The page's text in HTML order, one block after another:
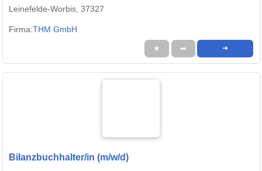
Leinefelde-Worbis, 37327
Firma:THM GmbH
★ ➦ ➜
Bilanzbuchhalter/in (m/w/d)